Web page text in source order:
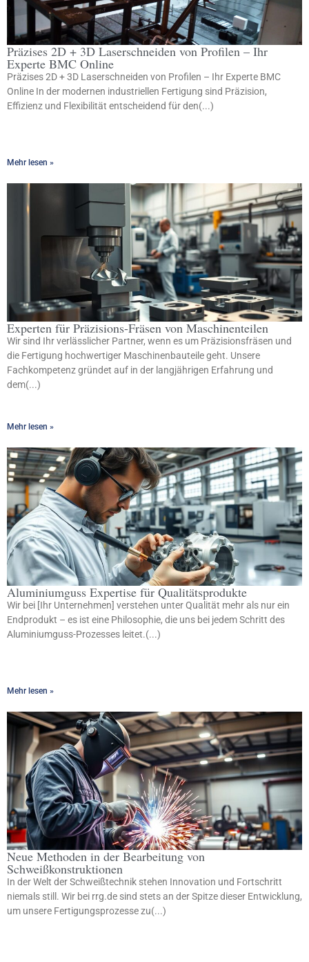
Präzises 2D + 3D Laserschneiden von Profilen – Ihr
Experte BMC Online
Präzises 2D + 3D Laserschneiden von Profilen – Ihr Experte BMC
Online In der modernen industriellen Fertigung sind Präzision,
Effizienz und Flexibilität entscheidend für den(...)
Mehr lesen »
Experten für Präzisions-Fräsen von Maschinenteilen
Wir sind Ihr verlässlicher Partner, wenn es um Präzisionsfräsen und
die Fertigung hochwertiger Maschinenbauteile geht. Unsere
Fachkompetenz gründet auf in der langjährigen Erfahrung und
dem(...)
Mehr lesen »
Aluminiumguss Expertise für Qualitätsprodukte
Wir bei [Ihr Unternehmen] verstehen unter Qualität mehr als nur ein
Endprodukt – es ist eine Philosophie, die uns bei jedem Schritt des
Aluminiumguss-Prozesses leitet.(...)
Mehr lesen »
Neue Methoden in der Bearbeitung von
Schweißkonstruktionen
In der Welt der Schweißtechnik stehen Innovation und Fortschritt
niemals still. Wir bei rrg.de sind stets an der Spitze dieser Entwicklung,
um unsere Fertigungsprozesse zu(...)